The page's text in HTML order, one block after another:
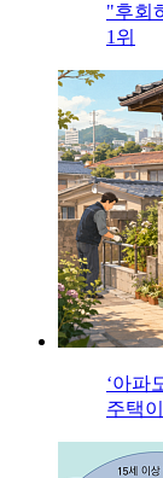
"후회
1위
‘아파
주택